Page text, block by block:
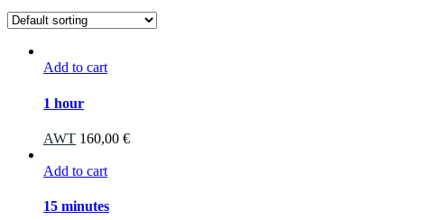
Add to cart
1 hour
AWT 160,00 €
Add to cart
15 minutes